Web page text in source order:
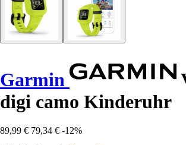
Garmin
digi camo Kinderuhr
89,99 € 79,34 € -12%